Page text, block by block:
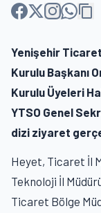
Yenişehir
Kurulu Başkanı
Kurulu Üyeleri
YTSO Genel
dizi ziyaret
Heyet, Ticaret İl
Teknoloji İl
Ticaret Bölge